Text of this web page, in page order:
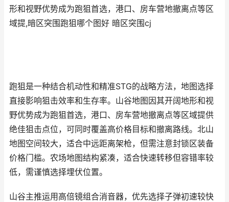
形和视野优势成为跑狙首选，港口、房车营地撤离点等区
域提,暗区突围跑狙哪个图好 暗区突围cj
跑狙是一种结合机动性和精准STG的战略方法，地图选择
直接影响狙击效率和生存率。山谷地图因其开阔地形和视
野优势成为跑狙首选，港口、房车营地撤离点等区域提供
绝佳狙击点位，可同时覆盖高价格目标和撤离路线。北山
地图空间较大，适合中远距离架枪，但需注意封锁区装备
价格门槛。农场地图结构紧凑，适合快速转移但容错率较
低，需谨慎选择埋伏位置。
山谷主推运用高倍镜组合消音器，优先选择子弹初速较快